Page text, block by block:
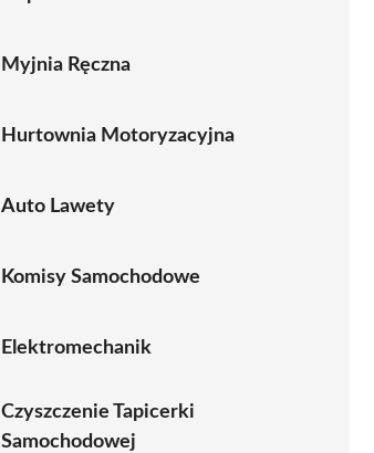
Myjnia Ręczna
Hurtownia Motoryzacyjna
Auto Lawety
Komisy Samochodowe
Elektromechanik
Czyszczenie Tapicerki
Samochodowej